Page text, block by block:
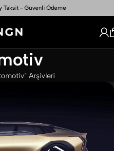
Taksit - Güvenli Ödeme
Arşivleri